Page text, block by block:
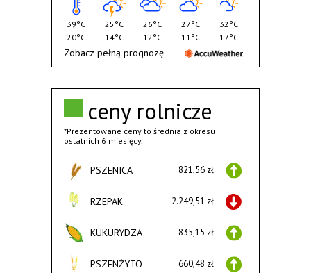
ceny rolnicze
*Prezentowane ceny to średnia z okresu
ostatnich 6 miesięcy.
PSZENICA 821,56 zł
RZEPAK 2.249,51 zł
KUKURYDZA 835,15 zł
PSZENŻYTO 660,48 zł
39°C
20°C
25°C
14°C
26°C
12°C
27°C
11°C
32°C
17°C
Zobacz pełną prognozę